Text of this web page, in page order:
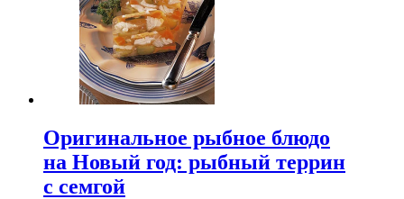
Оригинальное рыбное блюдо
на Новый год: рыбный террин
с семгой